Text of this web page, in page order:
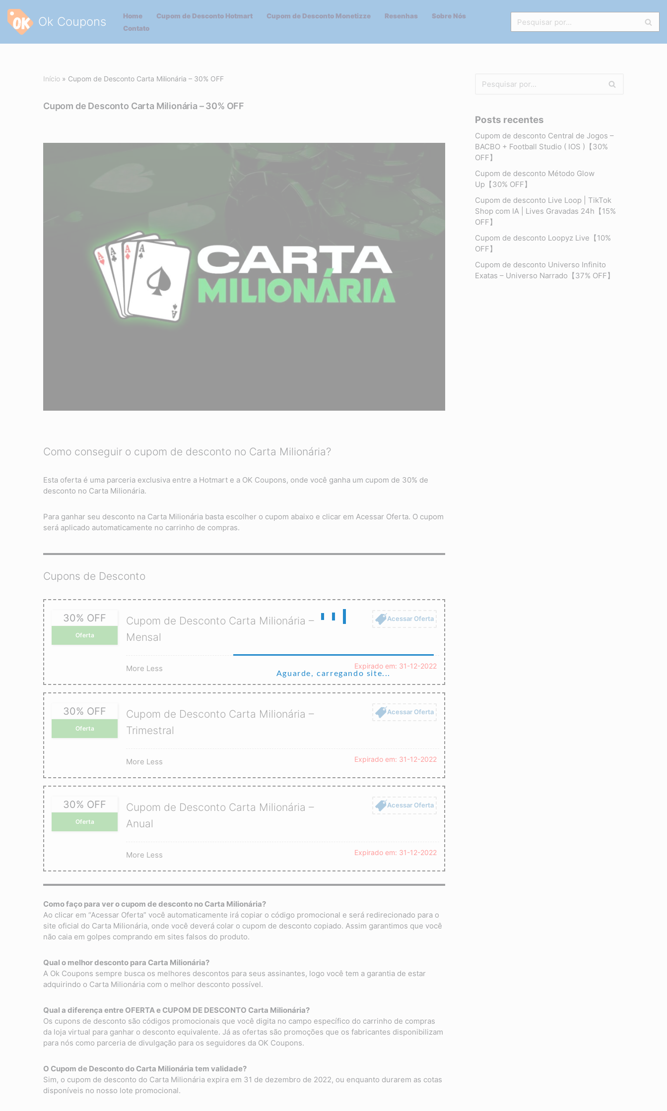
Aguarde, carregando site...
Pular
para
Ok Coupons Home Cupom de Desconto Hotmart Cupom de Desconto Monetizze Resenhas
Sobre Nós
Contato
Início » Cupom de Desconto Carta Milionária – 30% OFF
Cupom de Desconto Carta Milionária – 30% OFF
Como conseguir o cupom de desconto no Carta Milionária?
Esta oferta é uma parceria exclusiva entre a Hotmart e a OK Coupons, onde você ganha um cupom de 30% de
desconto no Carta Milionária.
Para ganhar seu desconto na Carta Milionária basta escolher o cupom abaixo e clicar em Acessar Oferta. O cupom
será aplicado automaticamente no carrinho de compras.
Cupons de Desconto
30% OFF
Oferta
Cupom de Desconto Carta Milionária –
Mensal
Acessar Oferta
More Less Expirado em: 31-12-2022
30% OFF
Oferta
Cupom de Desconto Carta Milionária –
Trimestral
Acessar Oferta
More Less Expirado em: 31-12-2022
30% OFF
Oferta
Cupom de Desconto Carta Milionária –
Anual
Acessar Oferta
More Less Expirado em: 31-12-2022
Como faço para ver o cupom de desconto no Carta Milionária?
Ao clicar em “Acessar Oferta” você automaticamente irá copiar o código promocional e será redirecionado para o
site oficial do Carta Milionária, onde você deverá colar o cupom de desconto copiado. Assim garantimos que você
não caia em golpes comprando em sites falsos do produto.
Qual o melhor desconto para Carta Milionária?
A Ok Coupons sempre busca os melhores descontos para seus assinantes, logo você tem a garantia de estar
adquirindo o Carta Milionária com o melhor desconto possível.
Qual a diferença entre OFERTA e CUPOM DE DESCONTO Carta Milionária?
Os cupons de desconto são códigos promocionais que você digita no campo específico do carrinho de compras
da loja virtual para ganhar o desconto equivalente. Já as ofertas são promoções que os fabricantes disponibilizam
para nós como parceria de divulgação para os seguidores da OK Coupons.
O Cupom de Desconto do Carta Milionária tem validade?
Sim, o cupom de desconto do Carta Milionária expira em 31 de dezembro de 2022, ou enquanto durarem as cotas
disponíveis no nosso lote promocional.
Posts recentes
Cupom de desconto Central de Jogos –
BACBO + Football Studio ( IOS )【30%
OFF】
Cupom de desconto Método Glow
Up【30% OFF】
Cupom de desconto Live Loop | TikTok
Shop com IA | Lives Gravadas 24h【15%
OFF】
Cupom de desconto Loopyz Live【10%
OFF】
Cupom de desconto Universo Infinito
Exatas – Universo Narrado【37% OFF】